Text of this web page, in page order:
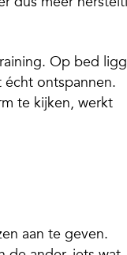
Op bed
ontspannen.
te kijken, werkt
aan te geven.